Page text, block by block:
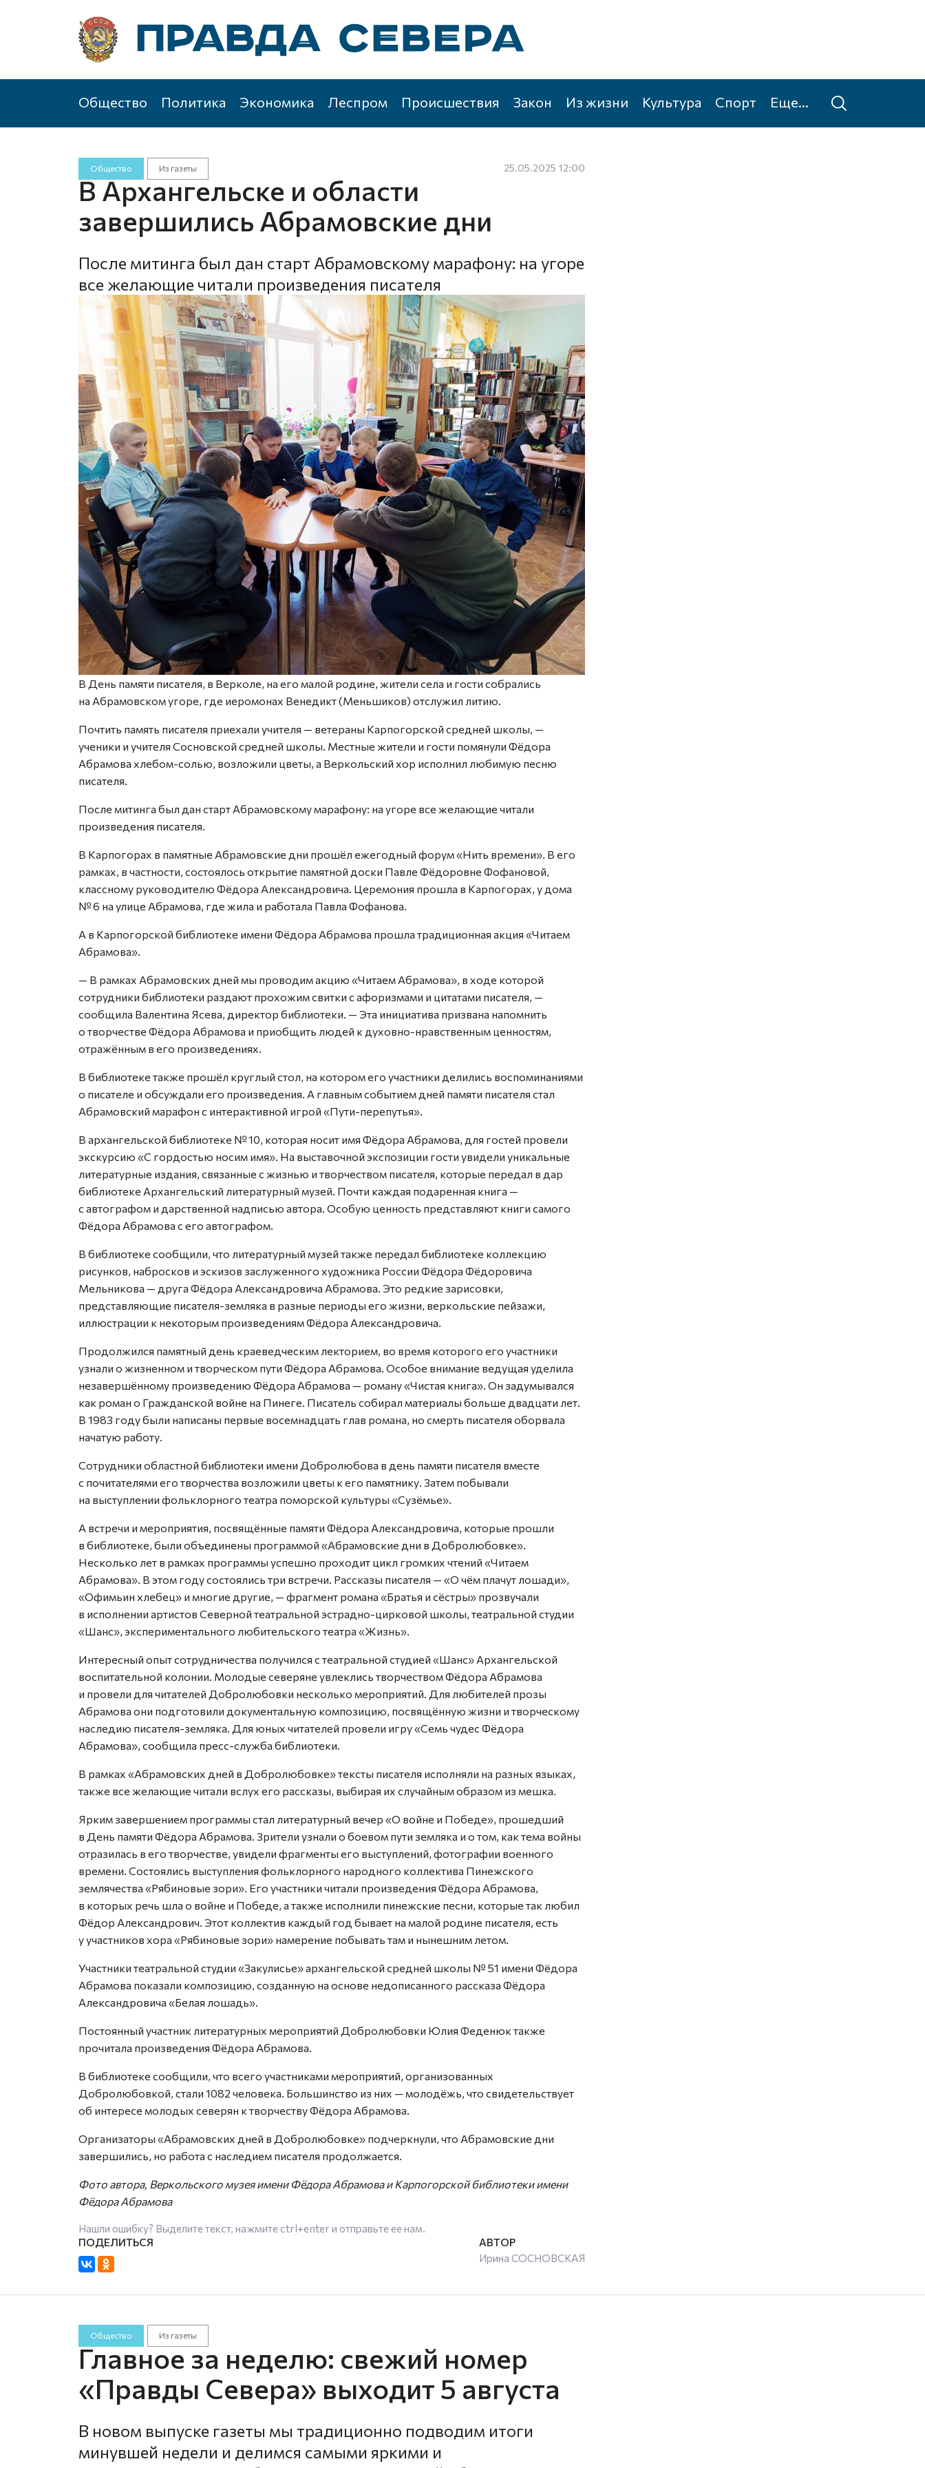
Общество Политика Экономика Леспром Происшествия Закон Из жизни Культура Спорт Еще...
Общество Из газеты 25.05.2025 12:00
В Архангельске и области
завершились Абрамовские дни
После митинга был дан старт Абрамовскому марафону: на угоре
все желающие читали произведения писателя
В День памяти писателя, в Верколе, на его малой родине, жители села и гости собрались
на Абрамовском угоре, где иеромонах Венедикт (Меньшиков) отслужил литию.
Почтить память писателя приехали учителя — ветераны Карпогорской средней школы, —
ученики и учителя Сосновской средней школы. Местные жители и гости помянули Фёдора
Абрамова хлебом-солью, возложили цветы, а Веркольский хор исполнил любимую песню
писателя.
После митинга был дан старт Абрамовскому марафону: на угоре все желающие читали
произведения писателя.
В Карпогорах в памятные Абрамов­ские дни прошёл ежегодный форум «Нить времени». В его
рамках, в частности, состоялось открытие памятной доски Павле Фёдоровне Фофановой,
классному руководителю Фёдора Александровича. Церемония прошла в Карпогорах, у дома
№ 6 на улице Абрамова, где жила и работала Павла Фофанова.
А в Карпогорской библиотеке имени Фёдора Абрамова прошла традиционная акция «Читаем
Абрамова».
— В рамках Абрамовских дней мы проводим акцию «Читаем Абрамова», в ходе которой
сотрудники библиотеки раздают прохожим свитки с афоризмами и цитатами писателя, —
сообщила Валентина Ясева, директор библиотеки. — Эта инициатива призвана напомнить
о творчестве Фёдора Абрамова и приобщить людей к духовно-нравственным ценностям,
отражённым в его произведениях.
В библиотеке также прошёл круглый стол, на котором его участники делились воспоминаниями
о писателе и обсуждали его произведения. А главным событием дней памяти писателя стал
Абрамовский марафон с интерактивной игрой «Пути-перепутья».
В архангельской библиотеке № 10, которая носит имя Фёдора Абрамова, для гостей провели
экскурсию «С гордостью носим имя». На выставочной экспозиции гости увидели уникальные
литературные издания, связанные с жизнью и творчеством писателя, которые передал в дар
библиотеке Архангельский литературный музей. Почти каждая подаренная книга —
с автографом и дарственной надписью автора. Особую ценность представляют книги самого
Фёдора Абрамова с его автографом.
В библиотеке сообщили, что литературный музей также передал библиотеке коллекцию
рисунков, набросков и эскизов заслуженного художника России Фёдора Фёдоровича
Мельникова — друга Фёдора Александровича Абрамова. Это редкие зарисовки,
представляющие писателя-земляка в разные периоды его жизни, веркольские пейзажи,
иллюстрации к некоторым произведениям Фёдора Александровича.
Продолжился памятный день краеведческим лекторием, во время которого его участники
узнали о жизненном и творческом пути Фёдора Абрамова. Особое внимание ведущая уделила
незавершённому произведению Фёдора Абрамова — роману «Чистая книга». Он задумывался
как роман о Гражданской войне на Пинеге. Писатель собирал материалы больше двадцати лет.
В 1983 году были написаны первые восемнадцать глав романа, но смерть писателя оборвала
начатую работу.
Сотрудники областной библиотеки имени Добролюбова в день памяти писателя вместе
с почитателями его творчества возложили цветы к его памятнику. Затем побывали
на выступлении фольклорного театра поморской культуры «Сузёмье».
А встречи и мероприятия, посвящённые памяти Фёдора Александровича, которые прошли
в библиотеке, были объединены программой «Абрамовские дни в Добролюбовке».
Несколько лет в рамках программы успешно проходит цикл громких чтений «Читаем
Абрамова». В этом году состоялись три встречи. Рассказы писателя — «О чём плачут лошади»,
«Офимьин хлебец» и многие другие, — фрагмент романа «Братья и сёстры» прозвучали
в исполнении артистов Северной театральной эстрадно-цирковой школы, театральной студии
«Шанс», экспериментального любительского театра «Жизнь».
Интересный опыт сотрудничества получился с театральной студией «Шанс» Архангельской
воспитательной колонии. Молодые северяне увлеклись творчеством Фёдора Абрамова
и провели для читателей Добролюбовки несколько мероприятий. Для любителей прозы
Абрамова они подготовили документальную композицию, посвящённую жизни и творческому
наследию писателя-земляка. Для юных читателей провели игру «Семь чудес Фёдора
Абрамова», сообщила пресс-служба библиотеки.
В рамках «Абрамовских дней в Доб­ро­любовке» тексты писателя исполняли на разных языках,
также все желающие читали вслух его рассказы, выбирая их случайным образом из мешка.
Ярким завершением программы стал литературный вечер «О войне и Победе», прошедший
в День памяти Фёдора Абрамова. Зрители узнали о боевом пути земляка и о том, как тема войны
отразилась в его творчестве, увидели фрагменты его выступлений, фотографии военного
времени. Состоялись выступления фольклорного народного коллектива Пинежского
землячества «Рябиновые зори». Его участники читали произведения Фёдора Абрамова,
в которых речь шла о войне и Победе, а также исполнили пинежские песни, которые так любил
Фёдор Александрович. Этот коллектив каждый год бывает на малой родине писателя, есть
у участников хора «Рябиновые зори» намерение побывать там и нынешним летом.
Участники театральной студии «Закулисье» архангельской средней школы № 51 имени Фёдора
Абрамова показали композицию, созданную на основе недописанного рассказа Фёдора
Александровича «Белая лошадь».
Постоянный участник литературных мероприятий Добролюбовки Юлия Феденюк также
прочитала произведения Фёдора Абрамова.
В библиотеке сообщили, что всего участниками мероприятий, организованных
Добролюбовкой, стали 1082 человека. Большинство из них — молодёжь, что свидетельствует
об интересе молодых северян к творчеству Фёдора Абрамова.
Организаторы «Абрамовских дней в Добро­любовке» подчеркнули, что Абрамовские дни
завершились, но работа с наследием писателя продолжается.
Фото автора, Веркольского музея имени Фёдора Абрамова и Карпогорской библиотеки имени
Фёдора Абрамова
Нашли ошибку? Выделите текст, нажмите ctrl+enterи отправьте ее нам.
Ирина СОСНОВСКАЯ
Общество Из газеты
Главное за неделю: свежий номер
«Правды Севера» выходит 5 августа
В новом выпуске газеты мы традиционно подводим итоги
минувшей недели и делимся самыми яркими и